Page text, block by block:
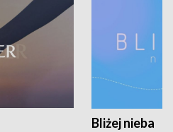
Bliżej nieba